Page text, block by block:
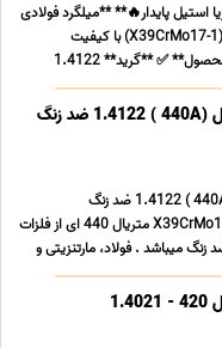
پایدار🔥** **میلگرد فولادی
زنگ نزن مارتنزیتی گرید 1.4122 (X39CrMo17-1) با کیفیت
تضمینی** **📌 مشخصات فنی محصول** ✅ **گرید** 1.4122
(مطابق استاندارد DIN EN 10088-3) ✅ ** ساخت کشور آلمان برند
فروش میلگرد استنلس استیل (440A ) 1.4122 ضد زنگ
فروش میلگرد استنلس استیل (440A ) 1.4122 ضد زنگ
X39CrMo17-1 1.4122 ( X39CrMo17-1 ) متریال 440 ای از فلزات
میباشد . فولاد، مارتنزیتی و
فولاد ضد زنگ. 1.4122 حاوی مولیبدن است. بنابراین، 1.4122